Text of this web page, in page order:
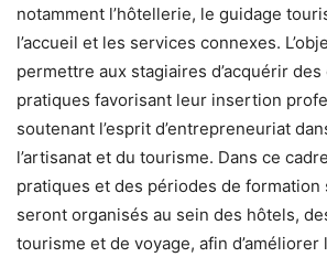
notamment l’hôtellerie, le guidage
l’accueil et les services connexes.
permettre aux stagiaires d’acquérir
pratiques favorisant leur insertion
soutenant l’esprit d’entrepreneuriat
l’artisanat et du tourisme. Dans ce
pratiques et des périodes de formation
seront organisés au sein des hôtels,
tourisme et de voyage, afin d’améliorer